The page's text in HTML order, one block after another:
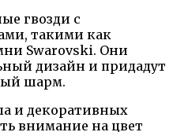
гвозди с
такими как
Swarovski. Они
дизайн и придадут
шарм.
и декоративных
внимание на цвет